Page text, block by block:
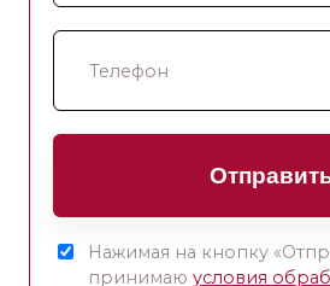
Нажимая на кнопку
принимаюусловия